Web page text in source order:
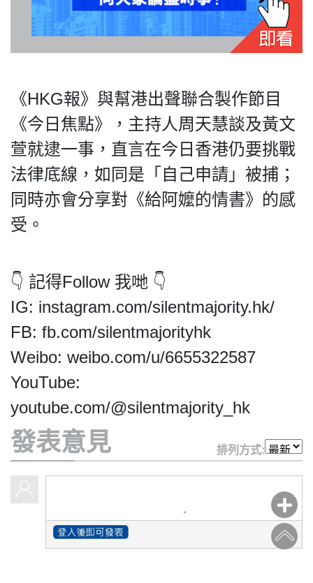
私
政
策
及
免
責
聲
明
©
2018
For
All
rights
《HKG報》與幫港出聲聯合製作節目
《今日焦點》，主持人周天慧談及黃文
萱就逮一事，直言在今日香港仍要挑戰
法律底線，如同是「自己申請」被捕；
同時亦會分享對《給阿嬤的情書》的感
受。
👇 記得Follow 我哋 👇
IG: instagram.com/silentmajority.hk/
FB: fb.com/silentmajorityhk
Weibo: weibo.com/u/6655322587
YouTube:
youtube.com/@silentmajority_hk
發表意見 排列方式: